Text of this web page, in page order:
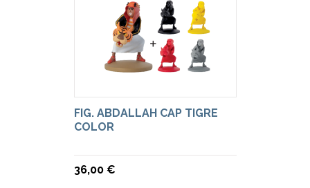
FIG. ABDALLAH CAP TIGRE
COLOR
36,00 €